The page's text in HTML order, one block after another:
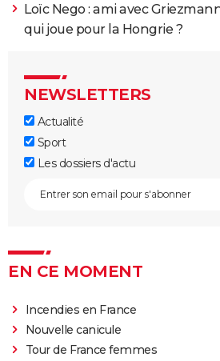
Loïc Nego : ami avec
qui joue pour la Hongrie ?
NEWSLETTERS
Actualité
Sport
Les dossiers d'actu
EN CE MOMENT
Incendies en France
Nouvelle canicule
Tour de France femmes